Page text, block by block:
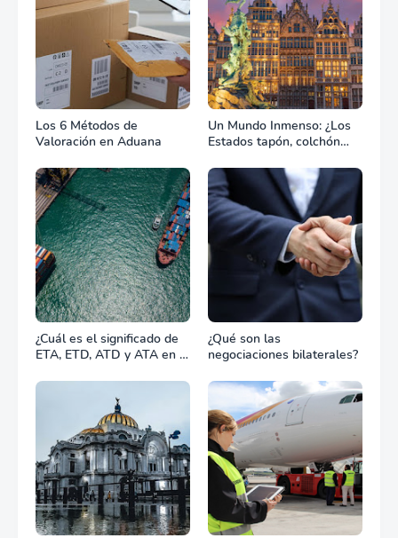
Los 6 Métodos de
Valoración en Aduana
Un Mundo Inmenso: ¿Los
Estados tapón, colchón
combate?
¿Cuál es el significado de
ETA, ETD, ATD y ATA en el
¿Qué son las
negociaciones bilaterales?